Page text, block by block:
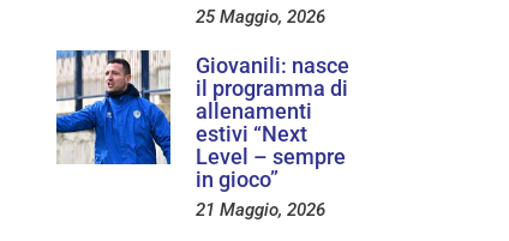
25 Maggio, 2026
Giovanili: nasce
il programma di
allenamenti
estivi “Next
Level – sempre
in gioco”
21 Maggio, 2026